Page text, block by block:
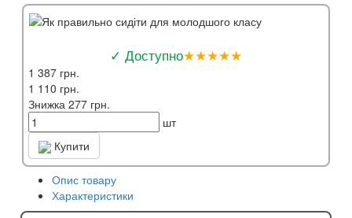
✓ Доступно★★★★★
1 387 грн.
1 110 грн.
Знижка 277 грн.
шт
Купити
Опис товару
Характеристики